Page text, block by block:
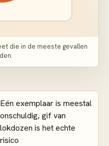
die in de meeste gevallen
Eén exemplaar is meestal
onschuldig, gif van
lokdozen is het echte
risico